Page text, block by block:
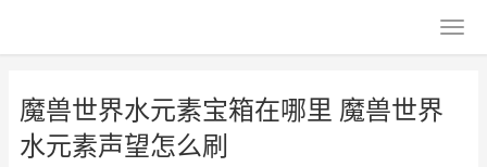
魔兽世界水元素宝箱在哪里 魔兽世界
水元素声望怎么刷